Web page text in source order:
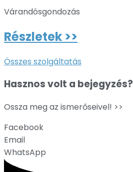
Várandósgondozás
Részletek >>
Összes szolgáltatás
Hasznos volt a bejegyzés?
Ossza meg az ismerőseivel! >>
Facebook
Email
WhatsApp